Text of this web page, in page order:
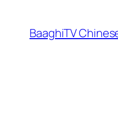
content
BaaghiTV